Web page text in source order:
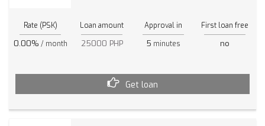
Rate (PSK)
0.00% / month
Loan amount
25000 PHP
Approval in
5 minutes
First loan free
no
Get loan